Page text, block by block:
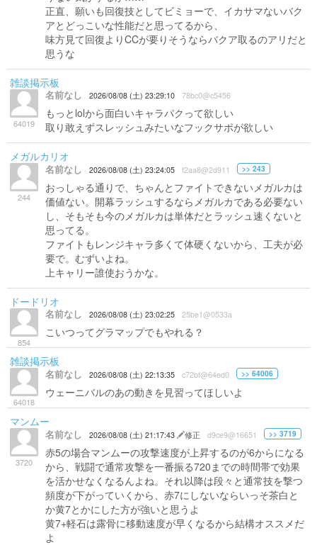
正直、願いも回復技としてビミョーで、イカサマないバク
アとどっこいな性能だと思ってるから、
味方見て回復よりCCが要りそうならバクア取るのアリだと
思うな
雑談掲示板
64019
名前なし 2026/08/08 (土) 23:29:10 78bc0@c5456
もっとlolから面白いキャラパクって欲しい
取り敢えずスレッシュみたいなフックサポが欲しい
メガルカリオ
244
名前なし 2026/08/08 (土) 23:24:05 f2aa8@2d911 >> 243
おっしゃる通りで、ちゃんとファイトできないメガルカは
価値ない。開幕ラッシュするならメガルカである必要ない
し、そもそも今のメガルカは単体だとラッシュ速くないと
思ってる。
ファイトもレンジキャラ多くて体硬くないから、工夫が必
要で。むずいよね。
上キャリー誰使おうかな。
ドードリオ
854
名前なし 2026/08/08 (土) 23:02:25 25be1@0533a
こいつってグラマップでもやれる？
雑談掲示板
64018
名前なし 2026/08/08 (土) 22:13:35 c72bf@64ed0 >> 64006
ウェーニバルのあの動きを見習ってほしいよ
マンムー
3720
名前なし 2026/08/08 (土) 21:17:43 修正 d9ce9@16651 >> 3719
赤5の場合マンムーの攻撃速度が上昇するのが6からになる
から、戦闘で通常攻撃を一番振る720までの時間帯で効果
を活かせなくなるんよね。それ以降は段々と通常技を撃つ
頻度が下がっていくから、赤7にしないならいっそ茶白と
か黄7とかにした方が強いと思うよ
黄7+軽石は露骨に移動速度が早くなるから結構オススメだ
よ